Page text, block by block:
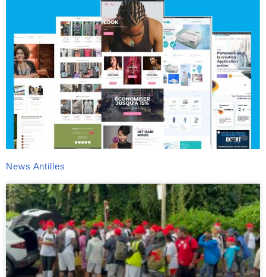
News Antilles